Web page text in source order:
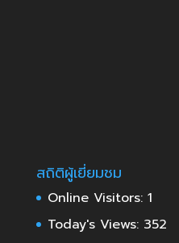
สถิติผู้เยี่ยมชม
Online Visitors: 1
Today's Views: 352